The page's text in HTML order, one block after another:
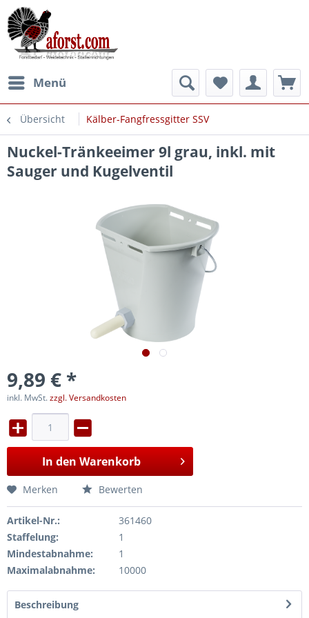
Menü
Übersicht Kälber-Fangfressgitter SSV
Nuckel-Tränkeeimer 9l grau, inkl. mit
Sauger und Kugelventil
9,89 € *
inkl. MwSt.zzgl. Versandkosten
In den Warenkorb
Merken Bewerten
Artikel-Nr.:
361460
Staffelung:
1
Mindestabnahme:
1
Maximalabnahme:
10000
Beschreibung